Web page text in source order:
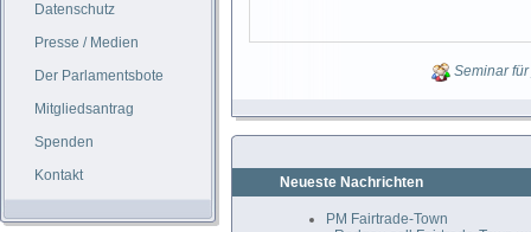
Datenschutz
Presse / Medien
Der Parlamentsbote
Mitgliedsantrag
Spenden
Kontakt
Seminar
Neueste Nachrichten
PM Fairtrade-Town